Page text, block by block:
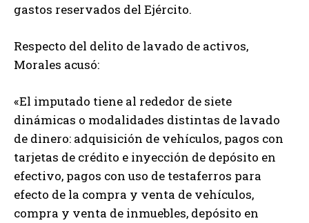
gastos reservados del Ejército.
Respecto del delito de lavado de activos,
Morales acusó:
«El imputado tiene al rededor de siete
dinámicas o modalidades distintas de lavado
de dinero: adquisición de vehículos, pagos con
tarjetas de crédito e inyección de depósito en
efectivo, pagos con uso de testaferros para
efecto de la compra y venta de vehículos,
compra y venta de inmuebles, depósito en